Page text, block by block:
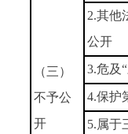
（三）
不予公
开
2.其他
公开
3.危及
4.保护
5.属于